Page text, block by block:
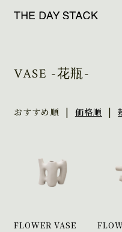
VASE -花瓶-
おすすめ順 | 価格順 |
FLOWER VASE